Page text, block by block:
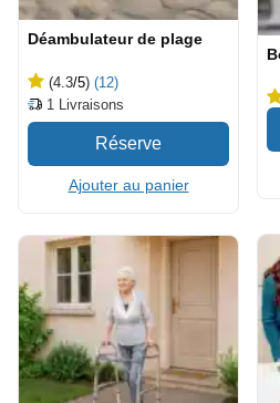
Déambulateur de plage
(4.3/5) (12)
1 Livraisons
Ajouter au panier